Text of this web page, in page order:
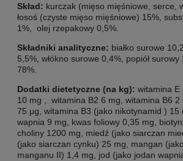
Skład: kurczak (mięso mięśniowe, serce,
łosoś (czyste mięso mięśniowe) 15%,
1%, olej rzepakowy 0,5%.
Składniki analityczne: białko surowe
5,5%, włókno surowe 0,4%, popiół
78%.
Dodatki dietetyczne (na kg): witamina E
10 mg , witamina B2 6 mg, witamina B6 2
75 μg, witamina B3 (jako nikotynamid ) 15
wapnia 9 mg, kwas foliowy 0,35 mg,
choliny 1200 mg, miedź (jako siarczan
(jako siarczan cynku) 25 mg, mangan
manganu II) 1,4 mg, jod (jako jodan